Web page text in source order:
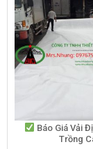
Báo Giá Vải
Trồng